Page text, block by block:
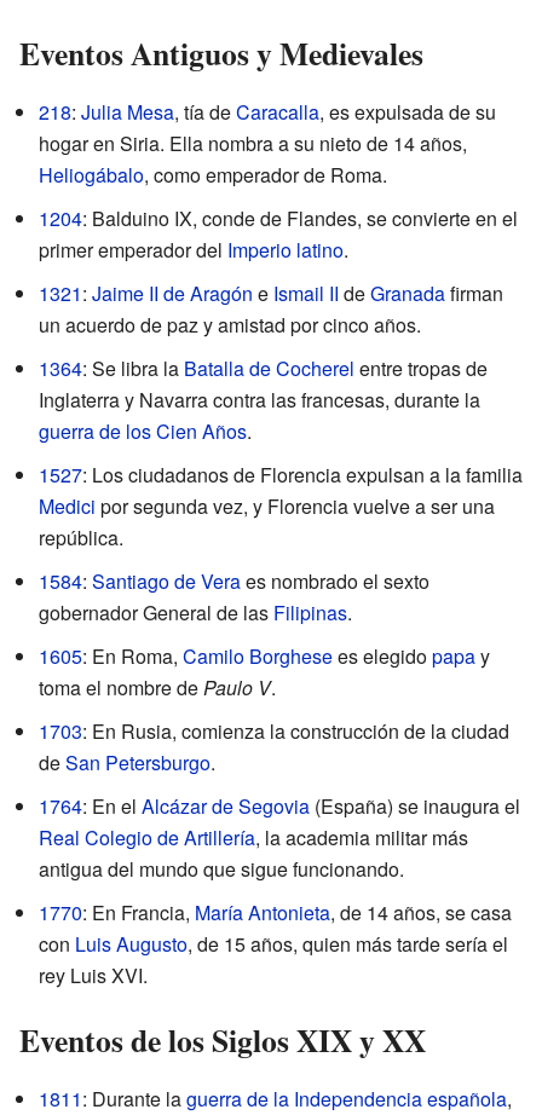
Eventos Antiguos y Medievales
218: Julia Mesa, tía deCaracalla, es expulsada de su
hogar en Siria. Ella nombra a su nieto de 14 años,
Heliogábalo, como emperador de Roma.
1204: Balduino IX, conde de Flandes, se convierte en el
primer emperador del Imperio latino.
1321: Jaime II de Aragón e Ismail II deGranadafirman
un acuerdo de paz y amistad por cinco años.
1364: Se libra la Batalla de Cocherel entre tropas de
Inglaterra y Navarra contra las francesas, durante la
guerra de los Cien Años.
1527: Los ciudadanos de Florencia expulsan a la familia
Medici por segunda vez, y Florencia vuelve a ser una
república.
1584: Santiago de Veraes nombrado el sexto
gobernador General de las Filipinas.
1605: En Roma, Camilo Borghesees elegidopapay
toma el nombre dePaulo V.
1703: En Rusia, comienza la construcción de la ciudad
deSan Petersburgo.
1764: En el Alcázar de Segovia (España) se inaugura el
Real Colegio de Artillería, la academia militar más
antigua del mundo que sigue funcionando.
1770: En Francia, María Antonieta, de 14 años, se casa
con Luis Augusto, de 15 años, quien más tarde sería el
rey Luis XVI.
Eventos de los Siglos XIX y XX
1811: Durante laguerra de la Independencia española,